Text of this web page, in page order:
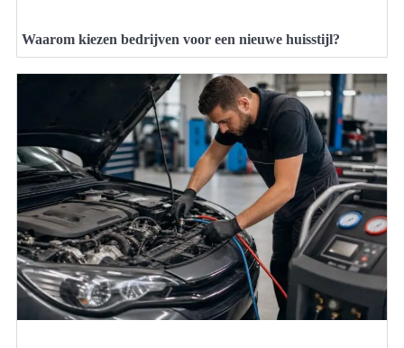
Waarom kiezen bedrijven voor een nieuwe huisstijl?